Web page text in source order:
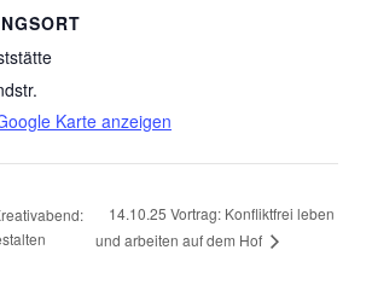
Karte anzeigen
14.10.25 Vortrag: Konfliktfrei leben
und arbeiten auf dem Hof